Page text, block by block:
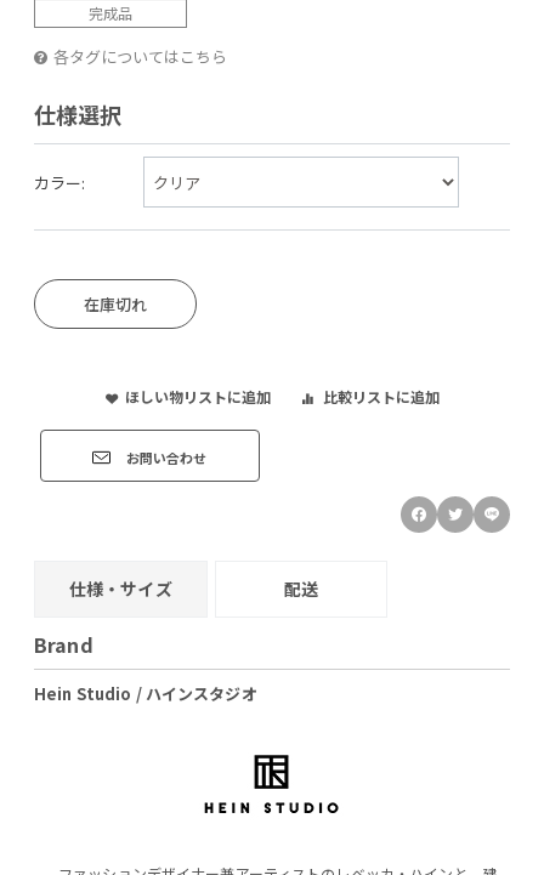
完成品
各タグについてはこちら
仕様選択
カラー:
在庫切れ
ほしい物リストに追加 比較リストに追加
お問い合わせ
仕様・サイズ 配送
Brand
Hein Studio / ハインスタジオ